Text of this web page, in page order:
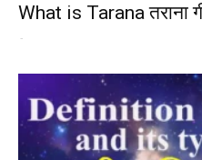
What is Tarana तराना
-